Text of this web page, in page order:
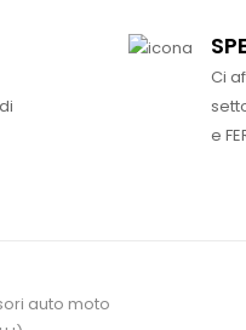
Ci
e
auto moto